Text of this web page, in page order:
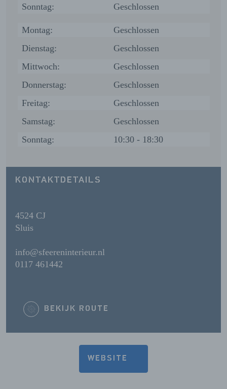
Sonntag:
Geschlossen
Montag:
Geschlossen
Dienstag:
Geschlossen
Mittwoch:
Geschlossen
Donnerstag:
Geschlossen
Freitag:
Geschlossen
Samstag:
Geschlossen
Sonntag:
10:30 - 18:30
KONTAKTDETAILS
4524 CJ
Sluis
info@sfeereninterieur.nl
0117 461442
BEKIJK ROUTE
WEBSITE